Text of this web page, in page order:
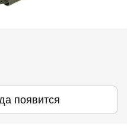
появится